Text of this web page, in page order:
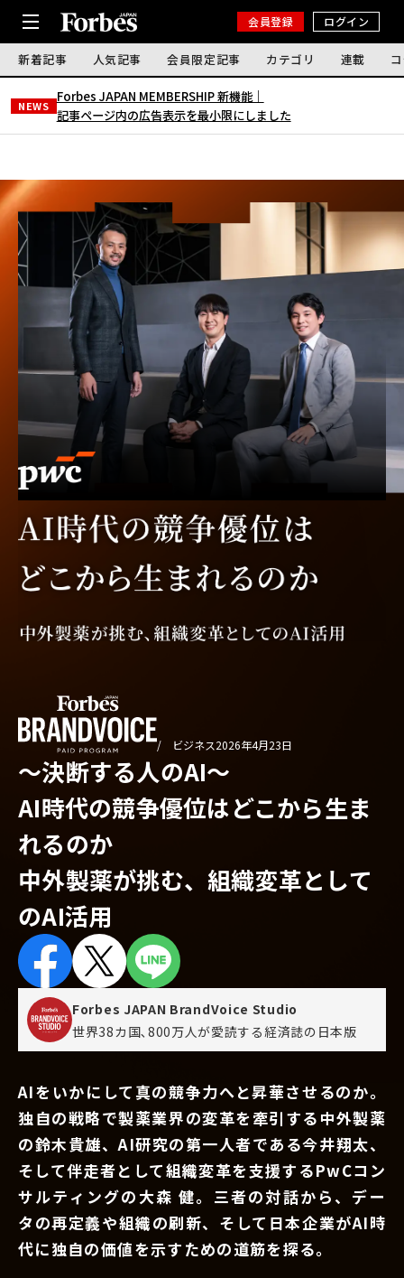
会員登録 ログイン
新着記事 人気記事 会員限定記事 カテゴリ 連載
NEWS
Forbes JAPAN MEMBERSHIP 新機能｜
記事ページ内の広告表示を最小限にしました
/ ビジネス2026年4月23日
〜決断する人のAI〜
AI時代の競争優位はどこから生ま
れるのか
中外製薬が挑む、組織変革として
のAI活用
Forbes JAPAN BrandVoice Studio
世界38カ国､800万人が愛読する 経済誌の日本版
AIをいかにして真の競争力へと昇華させるのか。
独自の戦略で製薬業界の変革を牽引する中外製薬
の鈴木貴雄、AI研究の第一人者である今井翔太、
そして伴走者として組織変革を支援するPwCコン
サルティングの大森 健。三者の対話から、デー
タの再定義や組織の刷新、そして日本企業がAI時
代に独自の価値を示すための道筋を探る。